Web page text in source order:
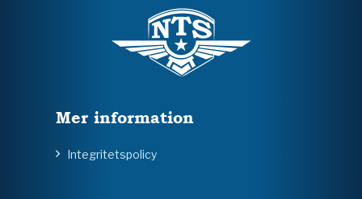
Mer information
Integritetspolicy